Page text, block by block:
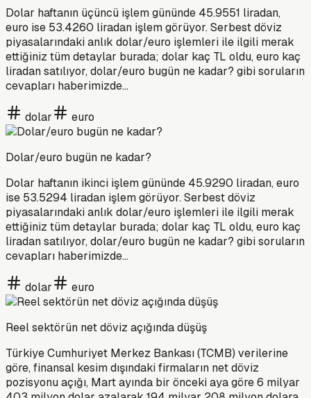
Dolar haftanın üçüncü işlem gününde 45.9551 liradan,
euro ise 53.4260 liradan işlem görüyor. Serbest döviz
piyasalarındaki anlık dolar/euro işlemleri ile ilgili merak
ettiğiniz tüm detaylar burada; dolar kaç TL oldu, euro kaç
liradan satılıyor, dolar/euro bugün ne kadar? gibi soruların
cevapları haberimizde...
dolar euro
Dolar/euro bugün ne kadar?
Dolar haftanın ikinci işlem gününde 45.9290 liradan, euro
ise 53.5294 liradan işlem görüyor. Serbest döviz
piyasalarındaki anlık dolar/euro işlemleri ile ilgili merak
ettiğiniz tüm detaylar burada; dolar kaç TL oldu, euro kaç
liradan satılıyor, dolar/euro bugün ne kadar? gibi soruların
cevapları haberimizde...
dolar euro
Reel sektörün net döviz açığında düşüş
Türkiye Cumhuriyet Merkez Bankası (TCMB) verilerine
göre, finansal kesim dışındaki firmaların net döviz
pozisyonu açığı, Mart ayında bir önceki aya göre 6 milyar